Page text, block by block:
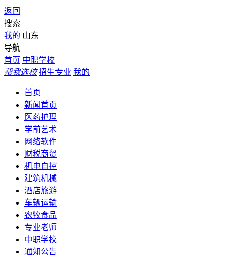
返回
搜索
我的 山东
导航
首页 中职学校
帮我选校 招生专业 我的
首页
新闻首页
医药护理
学前艺术
网络软件
财税商贸
机电自控
建筑机械
酒店旅游
车辆运输
农牧食品
专业老师
中职学校
通知公告